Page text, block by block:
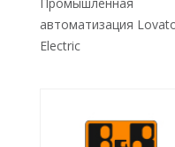
автоматизация
Electric